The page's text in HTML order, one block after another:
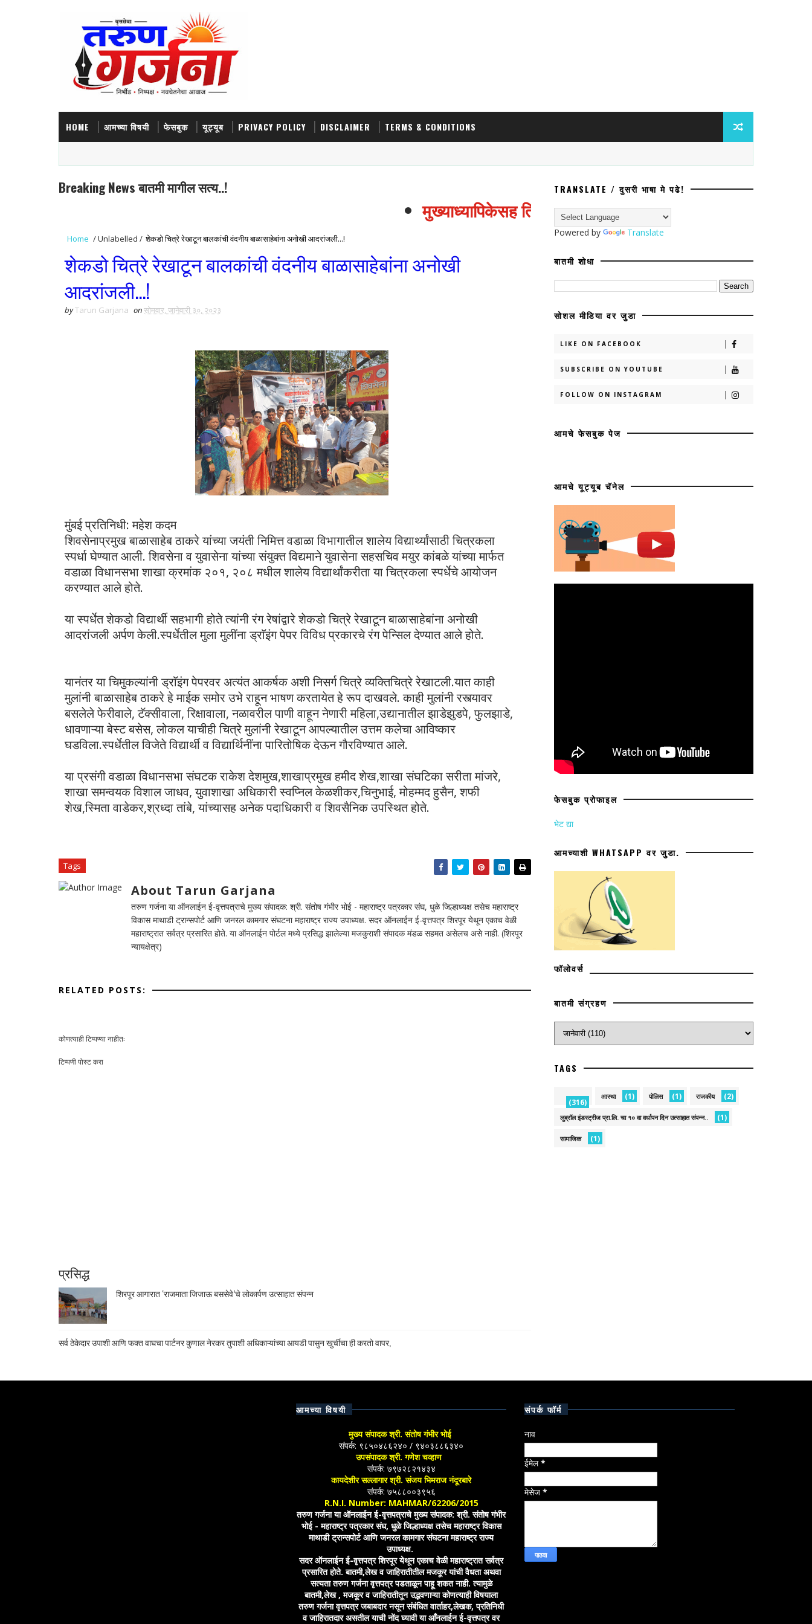
HOME आमच्या विषयी फेसबुक यूट्यूब PRIVACY POLICY DISCLAIMER TERMS & CONDITIONS
Breaking News बातमी मागील सत्य..!
मुख्याध्यापिकेसह तिघांविरुद्ध ॲट्रॉसिटीचा गुन्हा; प्रवेश नाकारल्याचा
Home /Unlabelled / शेकडो चित्रे रेखाटून बालकांची वंदनीय बाळासाहेबांना अनोखी आदरांजली...!
शेकडो चित्रे रेखाटून बालकांची वंदनीय बाळासाहेबांना अनोखी
आदरांजली...!
byTarun Garjana onसोमवार, जानेवारी ३०, २०२३
मुंबई प्रतिनिधी: महेश कदम
शिवसेनाप्रमुख बाळासाहेब ठाकरे यांच्या जयंती निमित्त वडाळा विभागातील शालेय विद्यार्थ्यांसाठी चित्रकला
स्पर्धा घेण्यात आली. शिवसेना व युवासेना यांच्या संयुक्त विद्यमाने युवासेना सहसचिव मयुर कांबळे यांच्या मार्फत
वडाळा विधानसभा शाखा क्रमांक २०१, २०८ मधील शालेय विद्यार्थांकरीता या चित्रकला स्पर्धेचे आयोजन
करण्यात आले होते.
या स्पर्धेत शेकडो विद्यार्थी सहभागी होते त्यांनी रंग रेषांद्वारे शेकडो चित्रे रेखाटून बाळासाहेबांना अनोखी
आदरांजली अर्पण केली.स्पर्धेतील मुला मुलींना ड्राॅइंग पेपर विविध प्रकारचे रंग पेन्सिल देण्यात आले होते.
यानंतर या चिमुकल्यांनी ड्राॅइंग पेपरवर अत्यंत आकर्षक अशी निसर्ग चित्रे व्यक्तिचित्रे रेखाटली.यात काही
मुलांनी बाळासाहेब ठाकरे हे माईक समोर उभे राहून भाषण करतायेत हे रूप दाखवले. काही मुलांनी रस्त्यावर
बसलेले फेरीवाले, टॅक्सीवाला, रिक्षावाला, नळावरील पाणी वाहून नेणारी महिला,उद्यानातील झाडेझुडपे, फुलझाडे,
धावणाऱ्या बेस्ट बसेस, लोकल याचीही चित्रे मुलांनी रेखाटून आपल्यातील उत्तम कलेचा आविष्कार
घडविला.स्पर्धेतील विजेते विद्यार्थी व विद्यार्थिनींना पारितोषिक देऊन गौरविण्यात आले.
या प्रसंगी वडाळा विधानसभा संघटक राकेश देशमुख,शाखाप्रमुख हमीद शेख,शाखा संघटिका सरीता मांजरे,
शाखा समन्वयक विशाल जाधव, युवाशाखा अधिकारी स्वप्निल केळशीकर,चिनुभाई, मोहम्मद हुसैन, शफी
शेख,स्मिता वाडेकर,श्रध्दा तांबे, यांच्यासह अनेक पदाधिकारी व शिवसैनिक उपस्थित होते.
Tags
About Tarun Garjana
तरुण गर्जना या ऑनलाईन ई-वृत्तपत्राचे मुख्य संपादक: श्री. संतोष गंभीर भोई - महाराष्ट्र पत्रकार संघ, धुळे जिल्हाध्यक्ष तसेच महाराष्ट्र
विकास माथाडी ट्रान्सपोर्ट आणि जनरल कामगार संघटना महाराष्ट्र राज्य उपाध्यक्ष. सदर ऑनलाईन ई-वृत्तपत्र शिरपूर येथून एकाच वेळी
महाराष्ट्रात सर्वत्र प्रसारित होते. या ऑनलाईन पोर्टल मध्ये प्रसिद्ध झालेल्या मजकुराशी संपादक मंडळ सहमत असेलच असे नाही. (शिरपूर
न्यायक्षेत्र)
RELATED POSTS:
कोणत्याही टिप्पण्‍या नाहीत:
टिप्पणी पोस्ट करा
प्रसिद्ध
शिरपूर आगारात ‘राजमाता जिजाऊ बससेवे’चे लोकार्पण उत्साहात संपन्न
सर्व ठेकेदार उपाशी आणि फक्त वाघचा पार्टनर कुणाल नेरकर तुपाशी अधिकाऱ्यांच्या आयडी पासुन खुर्चीचा ही करतो वापर,
TRANSLATE / दुसरी भाषा मे पढे!
Powered by Translate
बातमी शोधा
सोशल मीडिया वर जुडा
LIKE ON FACEBOOK
SUBSCRIBE ON YOUTUBE
FOLLOW ON INSTAGRAM
आमचे फेसबुक पेज
आमचे यूट्यूब चॅनेल
फेसबुक प्रोफाइल
भेट द्या
आमच्याशी WHATSAPP वर जुडा.
फॉलोवर्स
बातमी संग्रहण
TAGS
(316)
आस्था (1) पोलिस (1) राजकीय (2)
लुब्रॉल इंडस्ट्रीज प्रा.लि. चा १० वा वर्धापन दिन उत्साहात संपन्न.. (1)
सामाजिक (1)
आमच्या विषयी
मुख्य संपादक श्री. संतोष गंभीर भोई
संपर्क: ९८५०४८६२४० / ९४०३८८६३४०
उपसंपादक श्री. गणेश चव्हाण
संपर्क: ७९७२८२१४३४
कायदेशीर सल्लागार श्री. संजय भिमराज नंदूरबारे
संपर्क: ७५८८००३९५६
R.N.I. Number: MAHMAR/62206/2015
तरुण गर्जना या ऑनलाईन ई-वृत्तपत्राचे मुख्य संपादक: श्री. संतोष गंभीर
भोई - महाराष्ट्र पत्रकार संघ, धुळे जिल्हाध्यक्ष तसेच महाराष्ट्र विकास
माथाडी ट्रान्सपोर्ट आणि जनरल कामगार संघटना महाराष्ट्र राज्य
उपाध्यक्ष.
सदर ऑनलाईन ई-वृत्तपत्र शिरपूर येथून एकाच वेळी महाराष्ट्रात सर्वत्र
प्रसारित होते. बातमी,लेख व जाहिरातीतील मजकूर यांची वैधता अथवा
सत्यता तरुण गर्जना वृत्तपत्र पडताळून पाहू शकत नाही. त्यामुळे
बातमी,लेख , मजकूर व जाहिरातीतून उद्भवणाऱ्या कोणत्याही विषयाला
तरुण गर्जना वृत्तपत्र जबाबदार नसून संबंधित वार्ताहर,लेखक, प्रतिनिधी
व जाहिरातदार असतील याची नोंद घ्यावी या आँनलाईन ई-वृत्तपत्र वर
संपर्क फॉर्म
नाव
ईमेल*
मेसेज *